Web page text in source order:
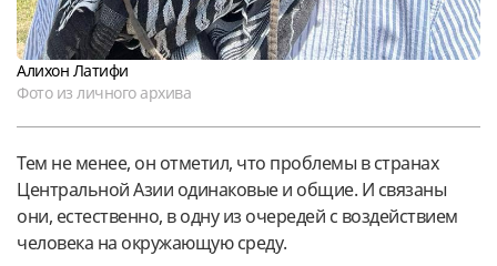
Алихон Латифи
Фото из личного архива
Тем не менее, он отметил, что проблемы в странах
Центральной Азии одинаковые и общие. И связаны
они, естественно, в одну из очередей с воздействием
человека на окружающую среду.